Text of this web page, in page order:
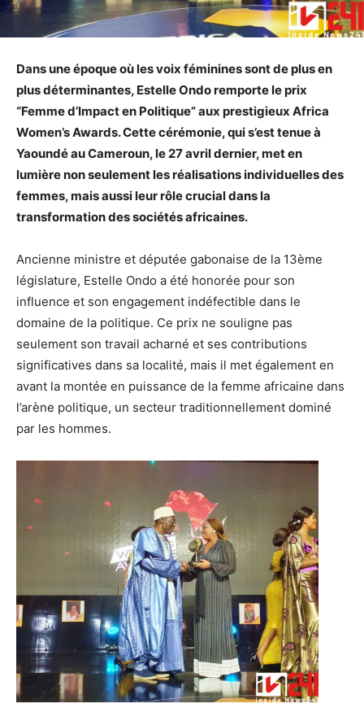
Dans une époque où les voix féminines sont de plus en
plus déterminantes, Estelle Ondo remporte le prix
“Femme d’Impact en Politique” aux prestigieux Africa
Women’s Awards. Cette cérémonie, qui s’est tenue à
Yaoundé au Cameroun, le 27 avril dernier, met en
lumière non seulement les réalisations individuelles des
femmes, mais aussi leur rôle crucial dans la
transformation des sociétés africaines.
Ancienne ministre et députée gabonaise de la 13ème
législature, Estelle Ondo a été honorée pour son
influence et son engagement indéfectible dans le
domaine de la politique. Ce prix ne souligne pas
seulement son travail acharné et ses contributions
significatives dans sa localité, mais il met également en
avant la montée en puissance de la femme africaine dans
l’arène politique, un secteur traditionnellement dominé
par les hommes.